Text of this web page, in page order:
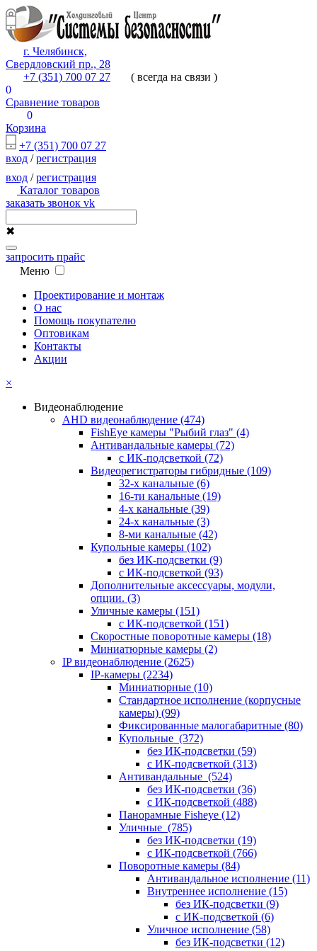
г. Челябинск,
Свердловский пр., 28
+7 (351) 700 07 27
( всегда на связи )
0
Сравнение товаров
0
Корзина
+7 (351) 700 07 27
вход /регистрация
вход /регистрация
Каталог товаров
заказать звонок vk
✖
запросить прайс
Меню
Проектирование и монтаж
О нас
Помощь покупателю
Оптовикам
Контакты
Акции
×
Видеонаблюдение
AHD видеонаблюдение (474)
FishEye камеры "Рыбий глаз" (4)
Антивандальные камеры (72)
с ИК-подсветкой (72)
Видеорегистраторы гибридные (109)
32-х канальные (6)
16-ти канальные (19)
4-х канальные (39)
24-х канальные (3)
8-ми канальные (42)
Купольные камеры (102)
без ИК-подсветки (9)
с ИК-подсветкой (93)
Дополнительные аксессуары, модули,
опции. (3)
Уличные камеры (151)
с ИК-подсветкой (151)
Скоростные поворотные камеры (18)
Миниатюрные камеры (2)
IP видеонаблюдение (2625)
IP-камеры (2234)
Миниатюрные (10)
Стандартное исполнение (корпусные
камеры) (99)
Фиксированные малогабаритные (80)
Купольные (372)
без ИК-подсветки (59)
с ИК-подсветкой (313)
Антивандальные (524)
без ИК-подсветки (36)
с ИК-подсветкой (488)
Панорамные Fisheye (12)
Уличные (785)
без ИК-подсветки (19)
с ИК-подсветкой (766)
Поворотные камеры (84)
Антивандальное исполнение (11)
Внутреннее исполнение (15)
без ИК-подсветки (9)
с ИК-подсветкой (6)
Уличное исполнение (58)
без ИК-подсветки (12)